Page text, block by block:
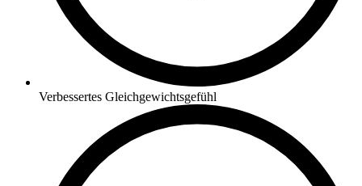
Verbessertes Gleichgewichtsgefühl